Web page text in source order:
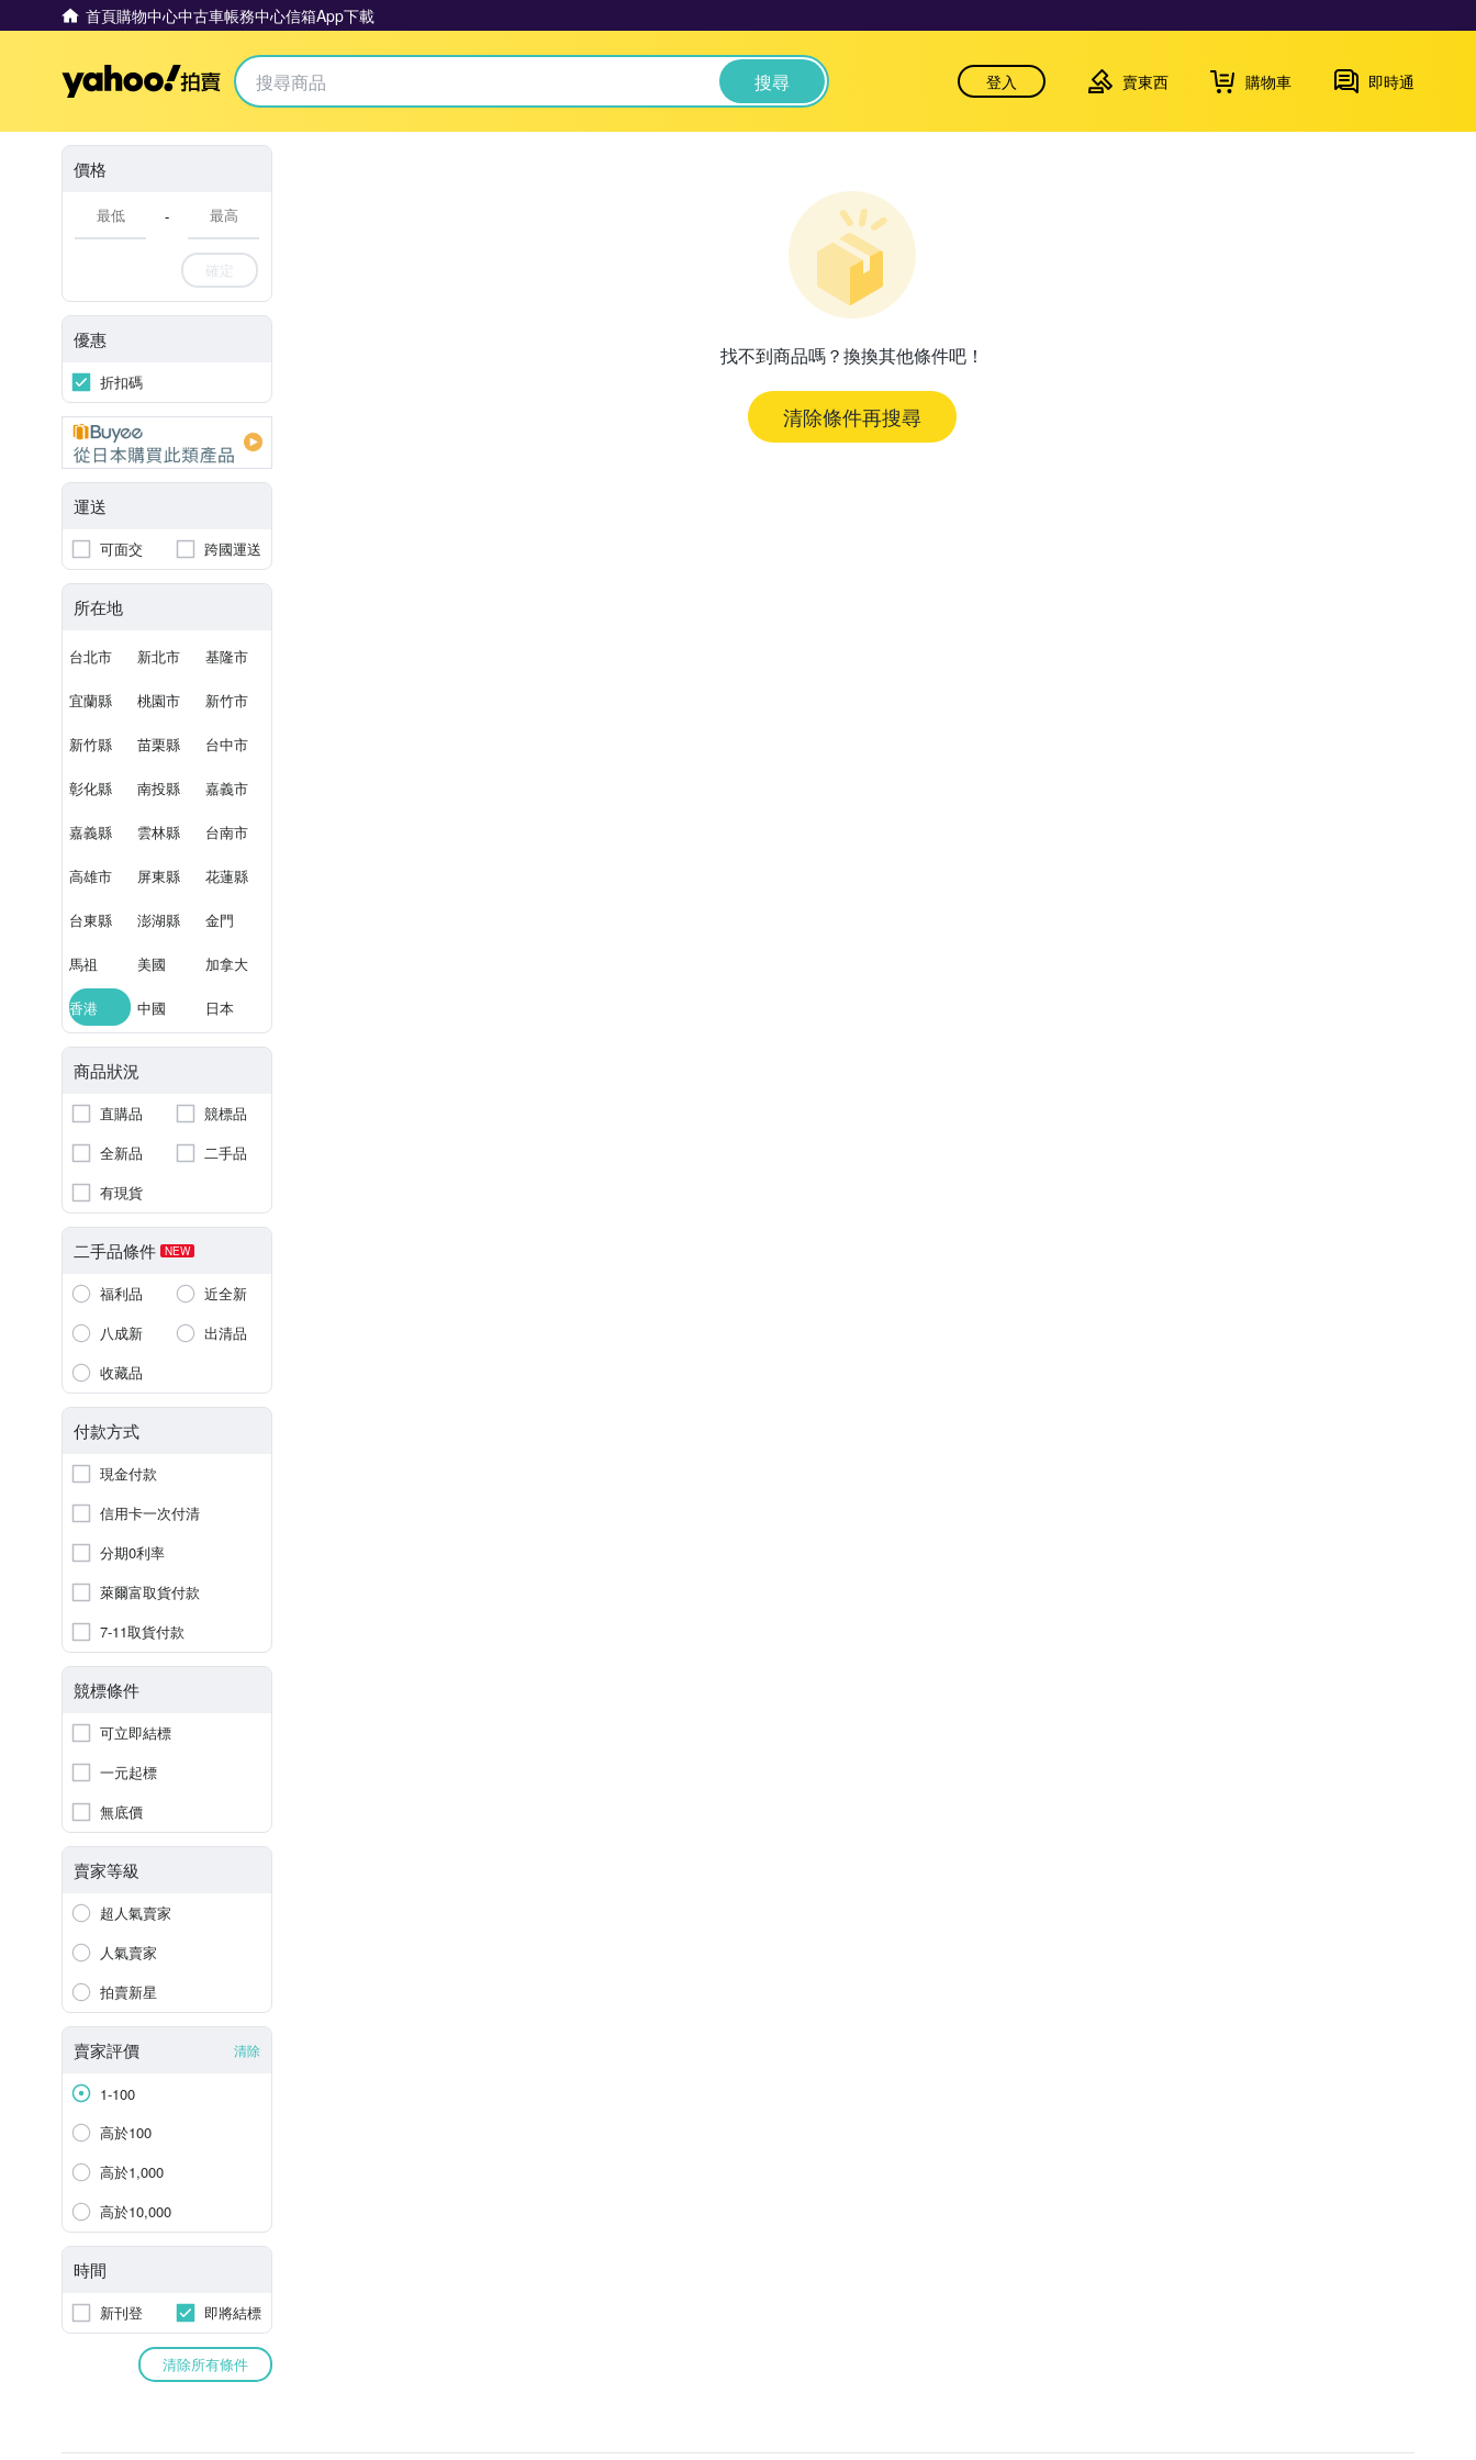
首頁購物中心中古車帳務中心信箱App下載
Yahoo拍賣 搜尋 登入 賣東西 購物車 即時通
價格
-
確定
優惠
折扣碼
運送
可面交 跨國運送
所在地
台北市 新北市 基隆市
宜蘭縣 桃園市 新竹市
新竹縣 苗栗縣 台中市
彰化縣 南投縣 嘉義市
嘉義縣 雲林縣 台南市
高雄市 屏東縣 花蓮縣
台東縣 澎湖縣 金門
馬祖 美國 加拿大
香港 中國 日本
商品狀況
直購品
競標品
全新品
二手品
有現貨
二手品條件 NEW
福利品
近全新
八成新
出清品
收藏品
付款方式
現金付款
信用卡一次付清
分期0利率
萊爾富取貨付款
7-11取貨付款
競標條件
可立即結標
一元起標
無底價
賣家等級
超人氣賣家
人氣賣家
拍賣新星
賣家評價 清除
1-100
高於100
高於1,000
高於10,000
時間
新刊登 即將結標
清除所有條件
找不到商品嗎？換換其他條件吧！
清除條件再搜尋